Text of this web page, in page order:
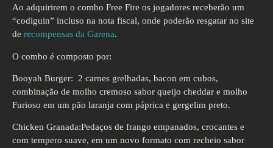
Ao adquirirem o combo Free Fire os jogadores receberão um
“codiguin” incluso na nota fiscal, onde poderão resgatar no site
de recompensas da Garena.
O combo é composto por:
Booyah Burger: 2 carnes grelhadas, bacon em cubos,
combinação de molho cremoso sabor queijo cheddar e molho
Furioso em um pão laranja com páprica e gergelim preto.
Chicken Granada:Pedaços de frango empanados, crocantes e
com tempero suave, em um novo formato com recheio sabor